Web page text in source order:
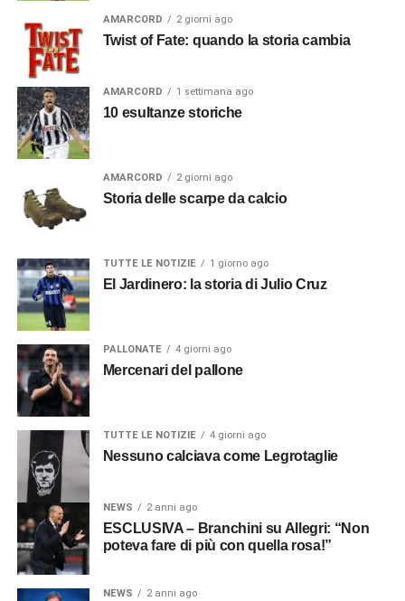
AMARCORD 2 giorni ago
Twist of Fate: quando la storia cambia
AMARCORD 1 settimana ago
10 esultanze storiche
AMARCORD 2 giorni ago
Storia delle scarpe da calcio
TUTTE LE NOTIZIE 1 giorno ago
El Jardinero: la storia di Julio Cruz
PALLONATE 4 giorni ago
Mercenari del pallone
TUTTE LE NOTIZIE 4 giorni ago
Nessuno calciava come Legrotaglie
NEWS 2 anni ago
ESCLUSIVA – Branchini su Allegri: “Non
poteva fare di più con quella rosa!”
NEWS 2 anni ago